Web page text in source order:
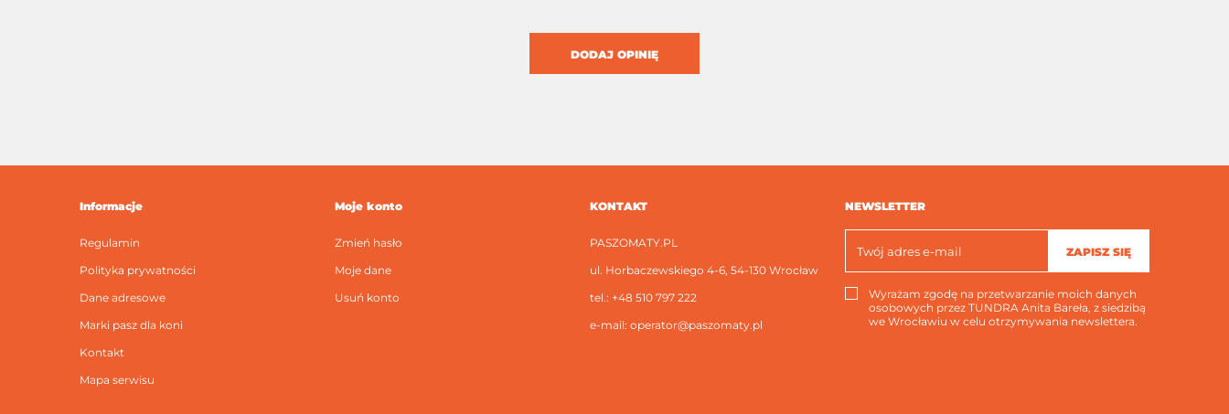
DODAJ OPINIĘ
Informacje
Regulamin
Polityka prywatności
Dane adresowe
Marki pasz dla koni
Kontakt
Mapa serwisu
Moje konto
Zmień hasło
Moje dane
Usuń konto
KONTAKT
PASZOMATY.PL
ul. Horbaczewskiego 4-6, 54-130 Wrocław
tel.: +48 510 797 222
e-mail:operator@paszomaty.pl
NEWSLETTER
ZAPISZ SIĘ
Wyrażam zgodę na przetwarzanie moich danych
osobowych przez TUNDRA Anita Bareła, z siedzibą
we Wrocławiu w celu otrzymywania newslettera.